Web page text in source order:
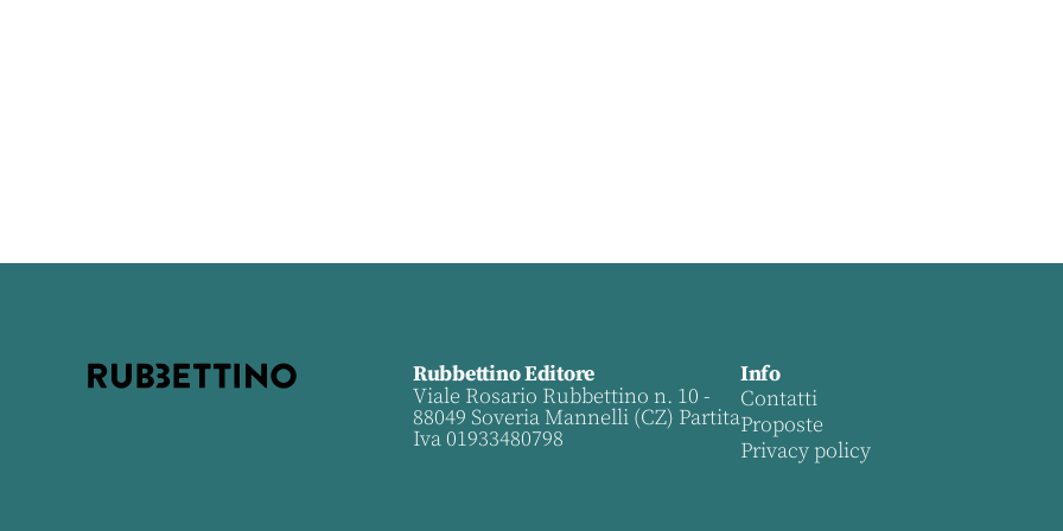
Rubbettino Editore
Viale Rosario Rubbettino n. 10 -
88049 Soveria Mannelli (CZ) Partita
Iva 01933480798
Info
Contatti
Proposte
Privacy policy